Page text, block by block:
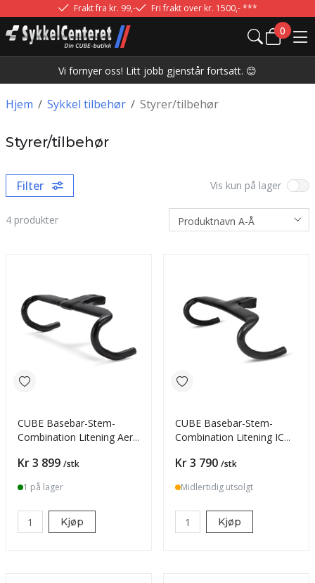
Frakt fra kr. 99,- Fri frakt over kr. 1500,- ***
0
Vi fornyer oss! Litt jobb gjenstår fortsatt. 😊
/
Hjem /
Sykkel tilbehør Styrer/tilbehør
Styrer/tilbehør
Filter Vis kun på lager
4 produkter
CUBE Basebar-Stem-
Combination Litening Aero
Pris
Kr 3 899 /stk
1 på lager
Kjøp
CUBE Basebar-Stem-
Combination Litening IC
Pris
Kr 3 790 /stk
Midlertidig utsolgt
Kjøp